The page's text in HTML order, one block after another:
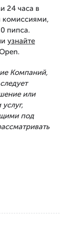
24 часа в
комиссиями,
пипса.
узнайте
Компаний,
или
под